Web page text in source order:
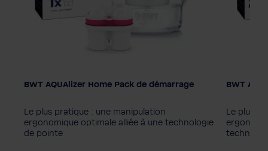
Couleur
BWT AQUAlizer Home Pack de démarrage
Le plus pratique : une manipulation
ergonomique optimale alliée à une technologie
de pointe
BWT
Le plus